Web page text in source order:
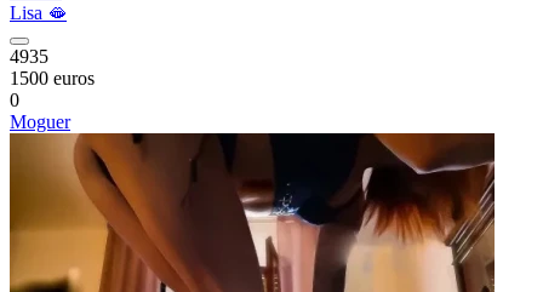
Lisa 🫦
4935
1500 euros
0
Moguer